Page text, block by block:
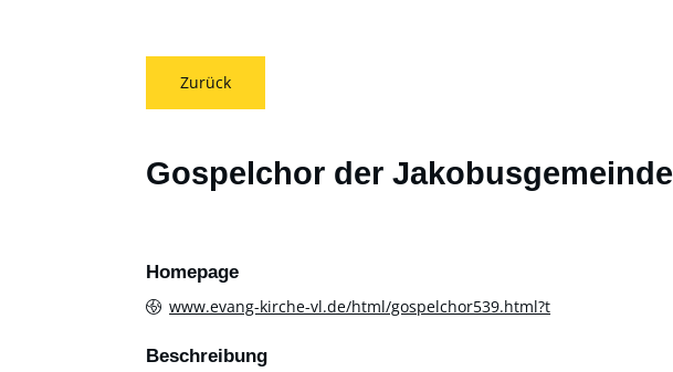
Zurück
Gospelchor der Jakobusgemeinde
Homepage
www.evang-kirche-vl.de/html/gospelchor539.html?t
Beschreibung